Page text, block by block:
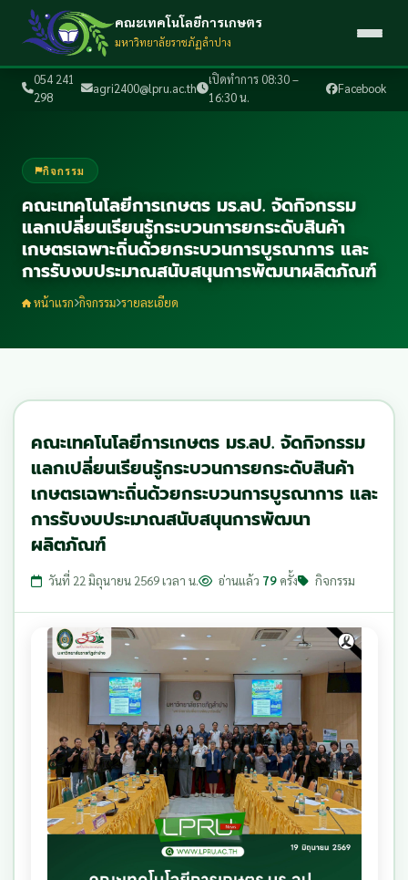
054 241
298
agri2400@lpru.ac.th
เปิดทำการ 08:30 –
16:30 น.
Facebook
คณะเทคโนโลยีการเกษตร
มหาวิทยาลัยราชภัฏลำปาง
กิจกรรม
คณะเทคโนโลยีการเกษตร มร.ลป. จัดกิจกรรม
แลกเปลี่ยนเรียนรู้กระบวนการยกระดับสินค้า
เกษตรเฉพาะถิ่นด้วยกระบวนการบูรณาการ และ
การรับงบประมาณสนับสนุนการพัฒนาผลิตภัณฑ์
หน้าแรก กิจกรรม รายละเอียด
คณะเทคโนโลยีการเกษตร มร.ลป. จัดกิจกรรม
แลกเปลี่ยนเรียนรู้กระบวนการยกระดับสินค้า
เกษตรเฉพาะถิ่นด้วยกระบวนการบูรณาการ และ
การรับงบประมาณสนับสนุนการพัฒนา
ผลิตภัณฑ์
วันที่ 22 มิถุนายน 2569 เวลา น. อ่านแล้ว 79ครั้ง กิจกรรม